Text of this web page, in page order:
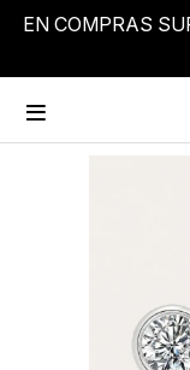
EN COMPRAS
